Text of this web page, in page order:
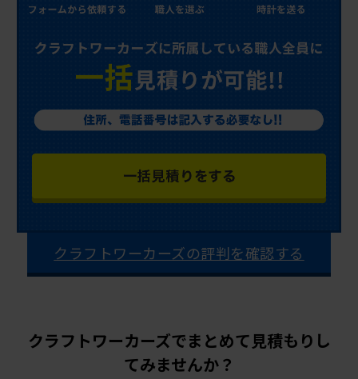
クラフトワーカーズの評判を確認する
クラフトワーカーズでまとめて見積もりし
てみませんか？